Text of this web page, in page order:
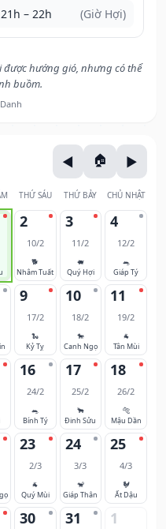
21h – 22h (Giờ Hợi)
hướng gió, nhưng có thể
buồm.
THỨ SÁU THỨ BẢY CHỦ NHẬT
2
10/2
🐕
Nhâm Tuất
3
11/2
🐖
Quý Hợi
4
12/2
🐀
Giáp Tý
9
17/2
🐍
Kỷ Tỵ
10
18/2
🐎
Canh Ngọ
11
19/2
🐐
Tân Mùi
16
24/2
🐀
Bính Tý
17
25/2
🐂
Đinh Sửu
18
26/2
🐅
Mậu Dần
23
2/3
🐐
Quý Mùi
24
3/3
🐒
Giáp Thân
25
4/3
🐓
Ất Dậu
30 31 1